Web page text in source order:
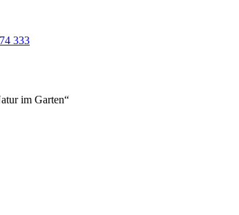
333
im Garten“